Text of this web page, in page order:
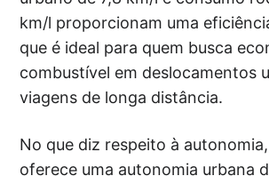
km/l proporcionam uma
que é ideal para quem busca
combustível em deslocamentos
viagens de longa distância.
No que diz respeito à
oferece uma autonomia urbana